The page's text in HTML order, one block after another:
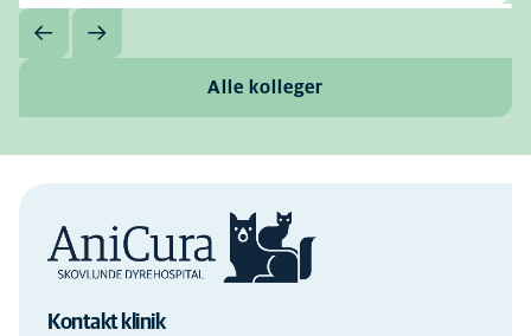
Alle kolleger
Kontakt klinik